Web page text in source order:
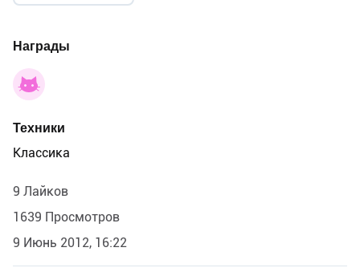
Награды
Техники
Классика
9 Лайков
1639 Просмотров
9 Июнь 2012, 16:22